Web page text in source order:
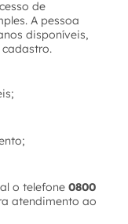
de
A pessoa
disponíveis,
o telefone0800
atendimento ao